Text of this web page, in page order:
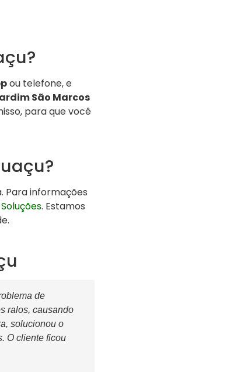
ou telefone, e
São Marcos
para que você
Para informações
. Estamos
de
ralos, causando
solucionou o
O cliente ficou